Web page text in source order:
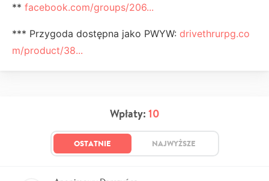
** facebook.com/groups/206...
*** Przygoda dostępna jako PWYW: drivethrurpg.co
m/product/38...
Wpłaty: 10
OSTATNIE NAJWYŻSZE